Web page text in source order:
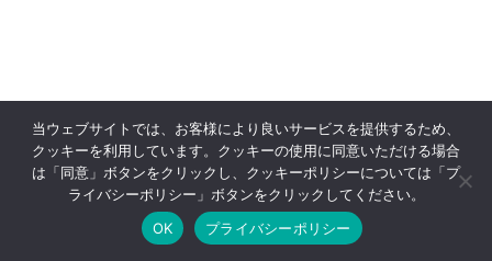
Online Reservation 03-3569-1233
当ウェブサイトでは、お客様により良いサービスを提供するため、
クッキーを利用しています。クッキーの使用に同意いただける場合
は「同意」ボタンをクリックし、クッキーポリシーについては「プ
ライバシーポリシー」ボタンをクリックしてください。
OK
プライバシーポリシー